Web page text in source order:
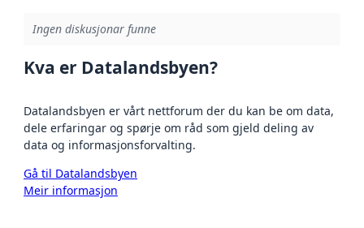
Ingen diskusjonar funne
Kva er Datalandsbyen?
Datalandsbyen er vårt nettforum der du kan be om data,
dele erfaringar og spørje om råd som gjeld deling av
data og informasjonsforvalting.
Gå til Datalandsbyen
Meir informasjon